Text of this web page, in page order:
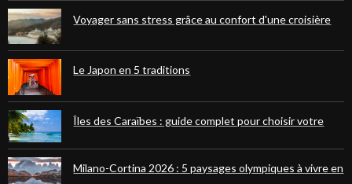
Voyager sans stress grâce au confort d'une croisière
Le Japon en 5 traditions
Îles des Caraïbes : guide complet pour choisir votre
Milano-Cortina 2026 : 5 paysages olympiques à vivre en